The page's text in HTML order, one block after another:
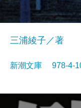
三浦綾子／著
新潮文庫 978-4-